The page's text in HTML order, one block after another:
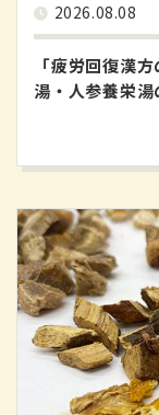
2026.08.08
「疲労回復漢
湯・人参養栄